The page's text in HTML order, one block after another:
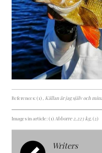
References: (1) , Källan är jag själv och
Images in article: (1)Abborre 2,223 kg, (2)
Writers